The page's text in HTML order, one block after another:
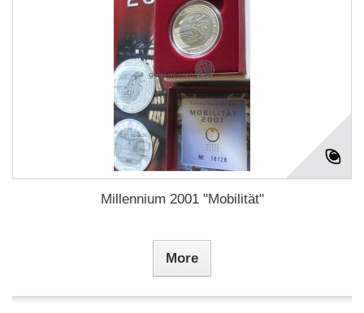
Millennium 2001 "Mobilität"
More